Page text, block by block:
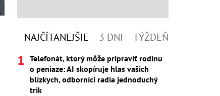
NAJČÍTANEJŠIE 3 DNI TÝŽDEŇ
Telefonát, ktorý môže pripraviť rodinu
o peniaze: AI skopíruje hlas vašich
blízkych, odborníci radia jednoduchý
trik